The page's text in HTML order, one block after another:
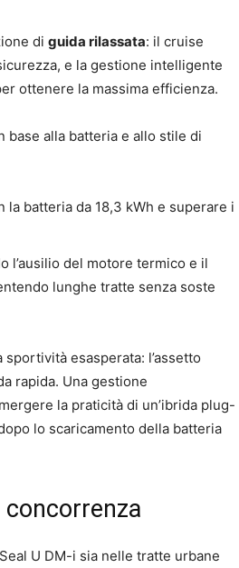
di guida rilassata: il cruise
e la gestione intelligente
ottenere la massima efficienza.
base alla batteria e allo stile di
batteria da 18,3 kWh e superare i
l’ausilio del motore termico e il
lunghe tratte senza soste
esasperata: l’assetto
rapida. Una gestione
la praticità di un’ibrida plug-
lo scaricamento della batteria
U DM-i sia nelle tratte urbane